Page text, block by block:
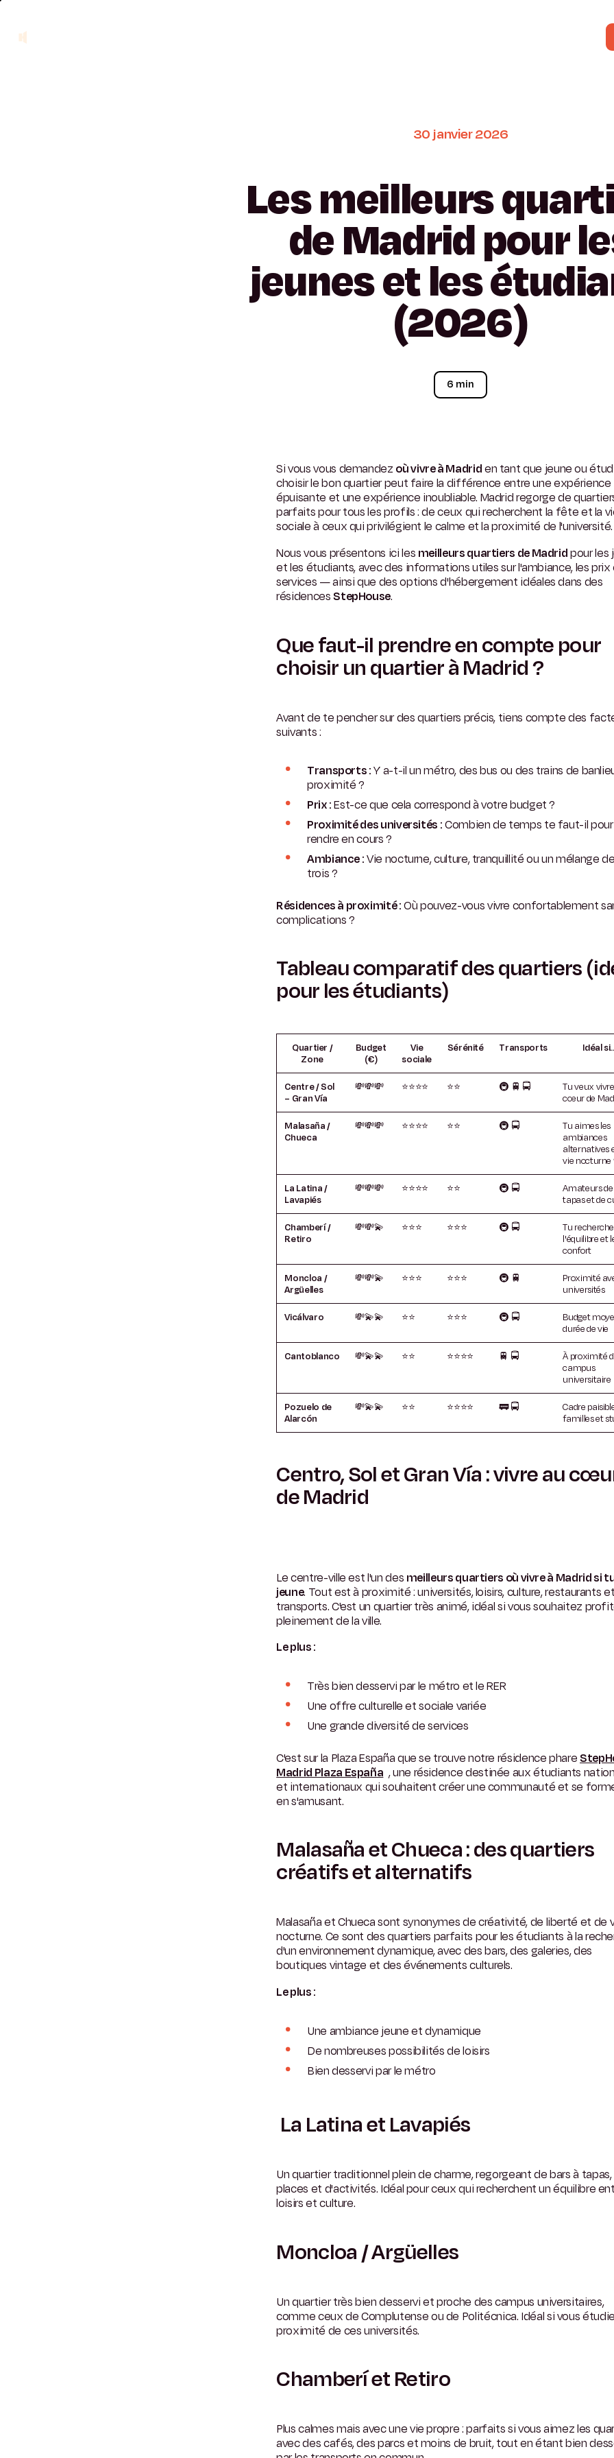
30janvier2026
Lesmeilleurs
deMadridpour
jeunesetles
(2026)
6 min
Si vous vous demandez où vivre à Madriden tant que jeune ou
choisir le bon quartier peut faire la différence entre une expérience
épuisante et une expérience inoubliable. Madrid regorge de
parfaits pour tous les profils : de ceux qui recherchent la fête et la
sociale à ceux qui privilégient le calme et la proximité de l'université.
Nous vous présentons ici les meilleurs quartiers de Madridpour les
et les étudiants, avec des informations utiles sur l'ambiance, les prix
services — ainsi que des options d'hébergement idéales dans des
résidencesStepHouse.
Que faut-il prendre en compte pour
choisir un quartier à Madrid ?
Avant de te pencher sur des quartiers précis, tiens compte des
suivants :
Transports :Y a-t-il un métro, des bus ou des trains de
proximité ?
Prix :Est-ce que cela correspond à votre budget ?
Proximité des universités :Combien de temps te faut-il
rendre en cours ?
Ambiance :Vie nocturne, culture, tranquillité ou un mélange
trois ?
Résidences à proximité :Où pouvez-vous vivre confortablement
complications ?
Tableau comparatif des quartiers
pour les étudiants)
Quartier /
Zone
Budget
(€)
Vie
sociale
Sérénité Transports Idéal
Centre / Sol
– Gran Vía
💸💸💸 ⭐⭐⭐⭐ ⭐⭐ 🚇 🚆 🚍
Tu veux
cœur de
Malasaña /
Chueca
💸💸💸 ⭐⭐⭐⭐ ⭐⭐ 🚇 🚍
Tu aimes les
ambiances
alternatives
vie nocturne
La Latina /
Lavapiés
💸💸💸 ⭐⭐⭐⭐ ⭐⭐ 🚇 🚍
Amateurs de
tapas et de
Chamberí /
Retiro
💸💸💫 ⭐⭐⭐ ⭐⭐⭐ 🚇 🚍
Tu
l'équilibre et
confort
Moncloa /
Argüelles
💸💸💫 ⭐⭐⭐ ⭐⭐⭐ 🚇 🚆
Proximité
universités
Vicálvaro 💸💫💫 ⭐⭐ ⭐⭐⭐ 🚇 🚍
Budget
durée de vie
Cantoblanco 💸💫💫 ⭐⭐ ⭐⭐⭐⭐ 🚆 🚍
À proximité
campus
universitaire
Pozuelo de
Alarcón
💸💫💫 ⭐⭐ ⭐⭐⭐⭐ 🚃 🚍
Cadre
familles et
Centro, Sol et Gran Vía : vivre au
de Madrid
Le centre-ville est l'un des meilleurs quartiers où vivre à Madrid si
jeune. Tout est à proximité : universités, loisirs, culture, restaurants et
transports. C'est un quartier très animé, idéal si vous souhaitez
pleinement de la ville.
Le plus :
Très bien desservi par le métro et le RER
Une offre culturelle et sociale variée
Une grande diversité de services
C'est sur la Plaza España que se trouve notre résidence phare
Madrid Plaza España , une résidence destinée aux étudiants
et internationaux qui souhaitent créer une communauté et se
en s'amusant.
Malasaña et Chueca : des quartiers
créatifs et alternatifs
Malasaña et Chueca sont synonymes de créativité, de liberté et de
nocturne. Ce sont des quartiers parfaits pour les étudiants à la
d'un environnement dynamique, avec des bars, des galeries, des
boutiques vintage et des événements culturels.
Le plus :
Une ambiance jeune et dynamique
De nombreuses possibilités de loisirs
Bien desservi par le métro
La Latina et Lavapiés
Un quartier traditionnel plein de charme, regorgeant de bars à
places et d'activités. Idéal pour ceux qui recherchent un équilibre
loisirs et culture.
Moncloa / Argüelles
Un quartier très bien desservi et proche des campus universitaires,
comme ceux de Complutense ou de Politécnica. Idéal si vous
proximité de ces universités.
Chamberí et Retiro
Plus calmes mais avec une vie propre : parfaits si vous aimez les
avec des cafés, des parcs et moins de bruit, tout en étant bien